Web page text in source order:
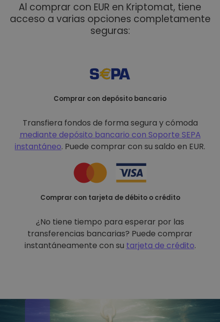
Al comprar con EUR en Kriptomat, tiene
acceso a varias opciones completamente
seguras:
Comprar con depósito bancario
Transfiera fondos de forma segura y cómoda
mediante depósito bancario con Soporte SEPA
instantáneo. Puede comprar con su saldo en EUR.
Comprar con tarjeta de débito o crédito
¿No tiene tiempo para esperar por las
transferencias bancarias? Puede comprar
instantáneamente con su tarjeta de crédito.